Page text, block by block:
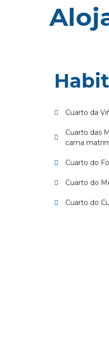
Cuarto da
Cuarto das
cama
Cuarto do
Cuarto do
Cuarto do